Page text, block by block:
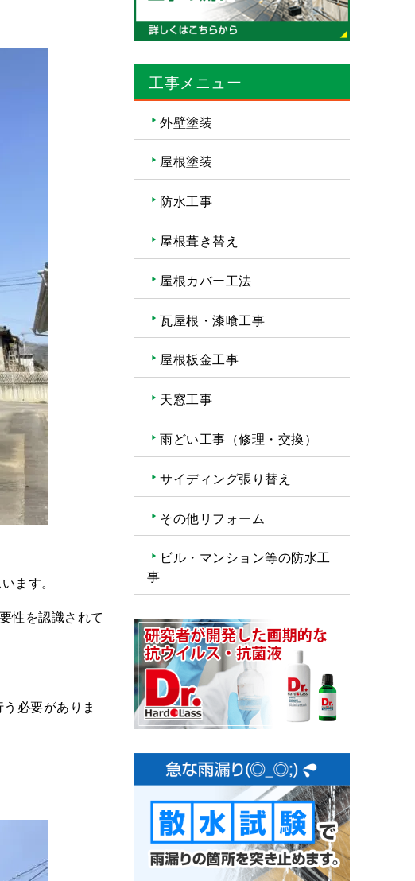
ます。
性を認識されて
必要がありま
工事メニュー
外壁塗装
屋根塗装
防水工事
屋根葺き替え
屋根カバー工法
瓦屋根・漆喰工事
屋根板金工事
天窓工事
雨どい工事（修理・交換）
サイディング張り替え
その他リフォーム
ビル・マンション等の防水工
事